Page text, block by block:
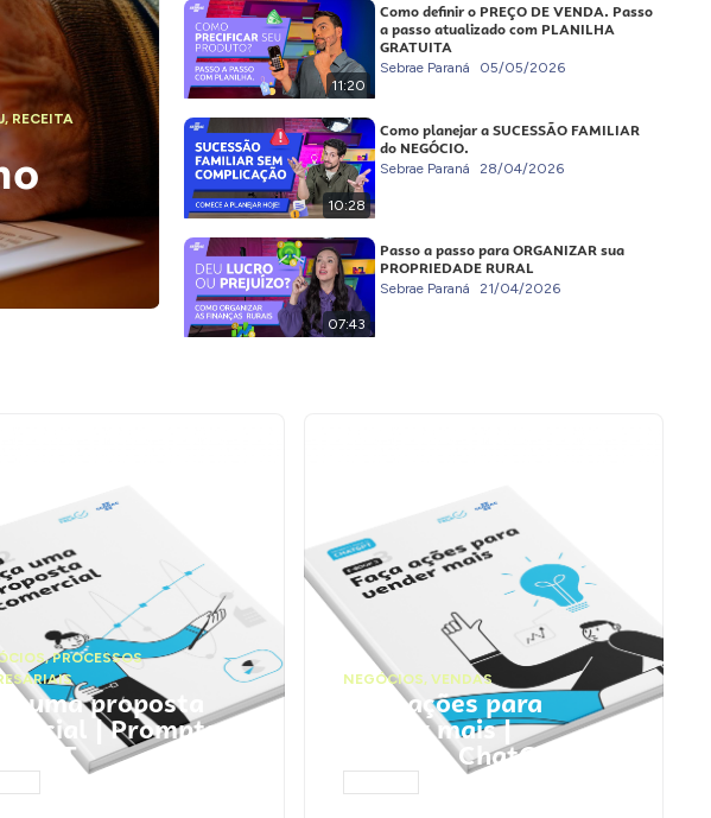
,RECEITA
11:20
Como definir o PREÇO DE VENDA. Passo
a passo atualizado com PLANILHA
GRATUITA
Sebrae Paraná 05/05/2026
10:28
Como planejar a SUCESSÃO FAMILIAR
do NEGÓCIO.
Sebrae Paraná 28/04/2026
07:43
Passo a passo para ORGANIZAR sua
PROPRIEDADE RURAL
Sebrae Paraná 21/04/2026
,PROCESSOS
uma proposta
| Prompts
NEGÓCIOS, VENDAS
Faça ações para
vender mais |
Prompts ChatGPT